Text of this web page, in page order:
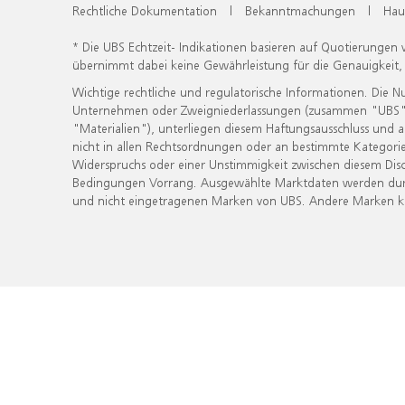
Rechtliche Dokumentation | Bekanntmachungen |
* Die UBS Echtzeit- Indikationen basieren auf
übernimmt dabei keine Gewährleistung für die
Wichtige rechtliche und regulatorische Informationen. Die
Unternehmen oder Zweigniederlassungen (zusammen
"Materialien"), unterliegen diesem Haftungsausschluss
nicht in allen Rechtsordnungen oder an bestimmte
Widerspruchs oder einer Unstimmigkeit zwischen diesem
Bedingungen Vorrang. Ausgewählte Marktdaten werden
und nicht eingetragenen Marken von UBS. Andere Marken